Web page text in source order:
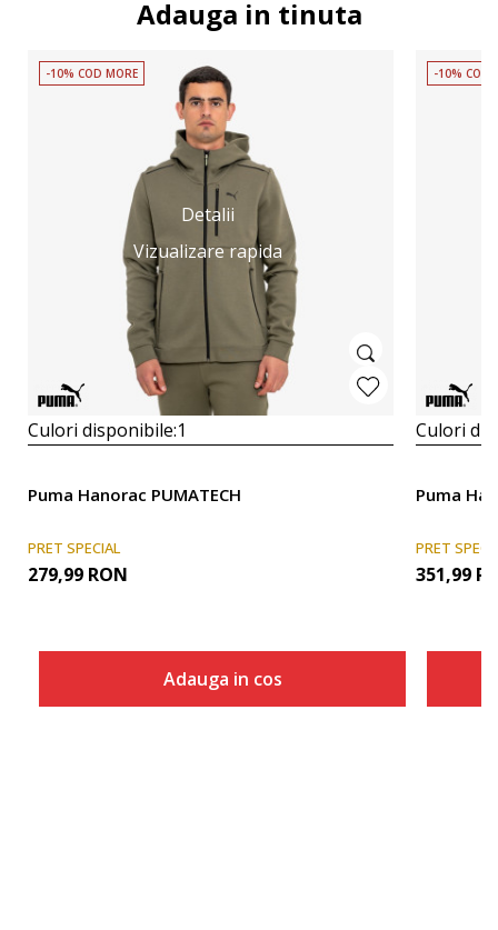
Adauga in tinuta
Detalii
Vizualizare rapida
-10% COD MORE
Culori disponibile:1
Puma Hanorac PUMATECH
PRET SPECIAL
279,99 RON
Adauga in cos
-10% COD
Culori
Puma
PRET
351,99